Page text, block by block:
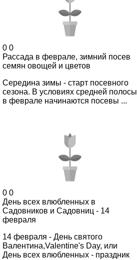
0 0
Рассада в феврале, зимний посев
семян овощей и цветов
Середина зимы - старт посевного
сезона. В условиях средней полосы
в феврале начинаются посевы ...
0 0
День всех влюбленных в
Садовников и Садовниц - 14
февраля
14 февраля - День святого
Валентина,Valentine's Day, или
День всех влюбленных - праздник